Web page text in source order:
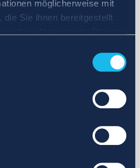
möglicherweise mit
Sie ihnen bereitgestellt